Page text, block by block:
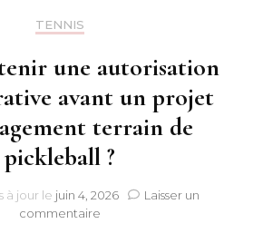
TENNIS
une autorisation
avant un projet
terrain de
pickleball ?
à jour le juin 4, 2026
Laisser un
commentaire